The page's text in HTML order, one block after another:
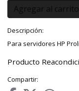
Descripción:
Para servidores HP
Producto
Compartir: